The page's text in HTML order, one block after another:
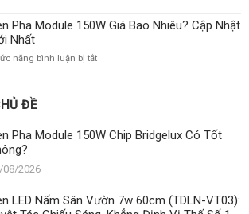
Tiết
Không?
Pha Module 150W Giá Bao Nhiêu? Cập Nhật
Nhất
năng bình luận bị tắtở
Bao
Mới
Nhất
ĐỀ
Pha Module 150W Chip Bridgelux Có Tốt
08/2026
LED Nấm Sân Vườn 7w 60cm (TDLN-VT03):